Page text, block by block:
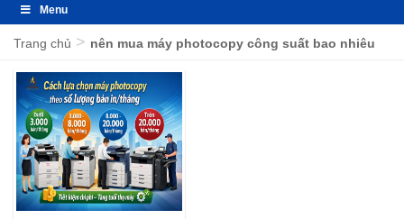
Menu
Trang chủ > nên mua máy photocopy công suất bao nhiêu